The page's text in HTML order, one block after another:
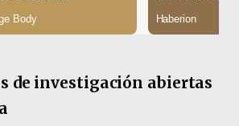
de investigación abiertas